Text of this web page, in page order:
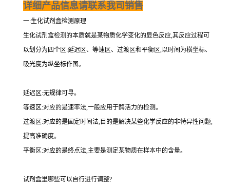
详细产品信息请联系我司销售
一:生化试剂盒检测原理
生化试剂盒检测的本质就是某物质化学变化的显色反应,其反应过程可
以划分为四个区:延迟区、等速区、过渡区和平衡区,以时间为横坐标、
吸光度为纵坐标作图。
延迟区:无规律可寻。
等速区:对应的是速率法,一般应用于酶活力的检测。
过渡区:对应的是固定时间法,目的是解决某些化学反应的非特异性问题,
提高准确度。
平衡区:对应的是终点法,主要是测定某物质在样本中的含量。
试剂盒里哪些可以自行进行调整?